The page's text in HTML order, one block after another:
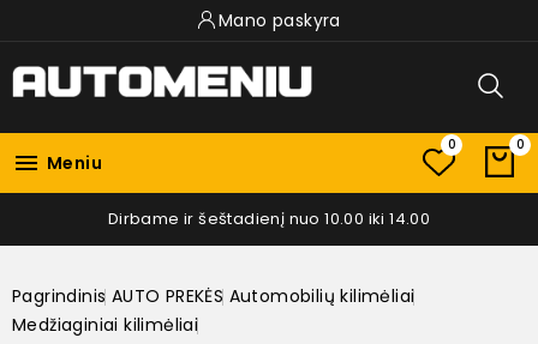
Mano paskyra
 Meniu
0 0
Dirbame ir šeštadienį nuo 10.00 iki 14.00
Pagrindinis AUTO PREKĖS Automobilių kilimėliai
Medžiaginiai kilimėliai